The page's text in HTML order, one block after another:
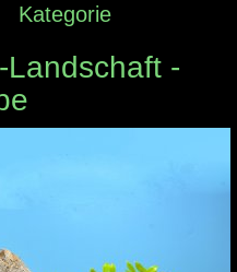
Kategorie
Landschaft -